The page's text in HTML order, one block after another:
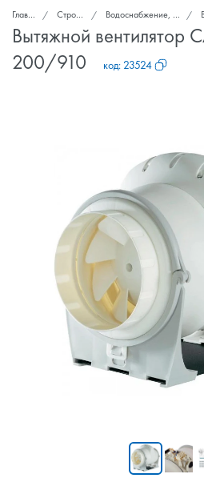
Главная Стройка и ремонт Водоснабжение, канализация, вентиляция
Вытяжной вентилятор
200/910
код: 23524